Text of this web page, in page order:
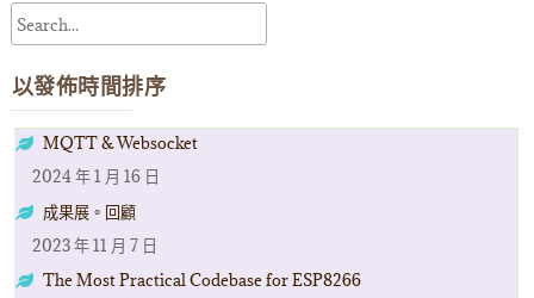
導
覽
以發佈時間排序
MQTT & Websocket
2024 年 1 月 16 日
成果展。回顧
2023 年 11 月 7 日
The Most Practical Codebase for ESP8266